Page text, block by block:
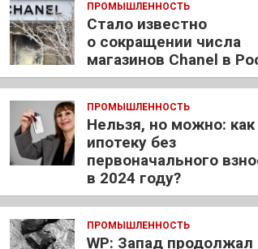
ПРОМЫШЛЕННОСТЬ
Стало известно
о сокращении числа
магазинов Chanel в
ПРОМЫШЛЕННОСТЬ
Нельзя, но можно: как
ипотеку без
первоначального
в 2024 году?
ПРОМЫШЛЕННОСТЬ
WP: Запад продолжал